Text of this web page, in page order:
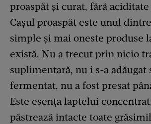
proaspăt și curat, fără
Cașul proaspăt este unul
simple și mai oneste produse
există. Nu a trecut prin nicio
suplimentară, nu i s-a adăugat
fermentat, nu a fost presat
Este esența laptelui
păstrează intacte toate